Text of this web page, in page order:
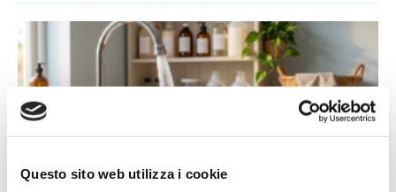
Questo sito web utilizza i cookie